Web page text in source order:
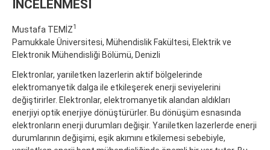
İNCELENMESİ
Mustafa TEMİZ1
Pamukkale Üniversitesi, Mühendislik Fakültesi, Elektrik ve
Elektronik Mühendisliği Bölümü, Denizli
Elektronlar, yarıiletken lazerlerin aktif bölgelerinde
elektromanyetik dalga ile etkileşerek enerji seviyelerini
değiştirirler. Elektronlar, elektromanyetik alandan aldıkları
enerjiyi optik enerjiye dönüştürürler. Bu dönüşüm esnasında
elektronların enerji durumları değişir. Yarıiletken lazerlerde enerji
durumlarının değişimi, eşik akımını etkilemesi sebebiyle,